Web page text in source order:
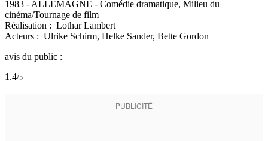
1983 - ALLEMAGNE - Comédie dramatique, Milieu du
cinéma/Tournage de film
Réalisation : Lothar Lambert
Acteurs : Ulrike Schirm, Helke Sander, Bette Gordon
avis du public :
1.4/5